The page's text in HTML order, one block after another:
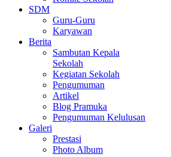
SDM
Guru-Guru
Karyawan
Berita
Sambutan Kepala
Sekolah
Kegiatan Sekolah
Pengumuman
Artikel
Blog Pramuka
Pengumuman Kelulusan
Galeri
Prestasi
Photo Album